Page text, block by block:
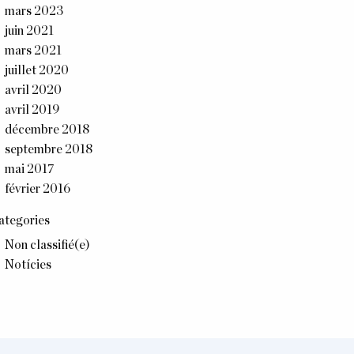
mars 2023
juin 2021
mars 2021
juillet 2020
avril 2020
avril 2019
décembre 2018
septembre 2018
mai 2017
février 2016
Non classifié(e)
Notícies